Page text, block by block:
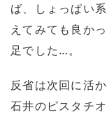
ば、しょっぱい
えてみても良か
足でした…。
反省は次回に活
石井のピスタチ